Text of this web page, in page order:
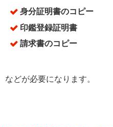
身分証明書のコピー
印鑑登録証明書
請求書のコピー
などが必要になります。